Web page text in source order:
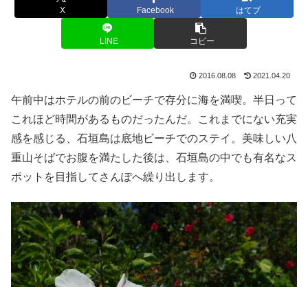
X Facebook はてブ
LINE コピー
2016.08.08 2021.04.20
午前中はホテルの前のビーチで存分に海を満喫。半日って
これほど時間があるものだったんだ。これまでにない充実
感を感じる、石垣島は底地ビーチでのステイ。美味しい八
重山そばでお腹を満たした後は、石垣島の中でも有名なス
ポットを目指してさんぽへ繰り出します。